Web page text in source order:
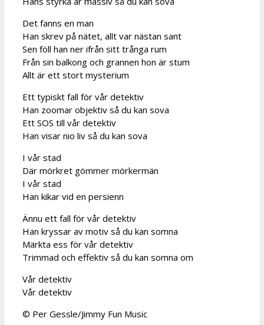
Det fanns en man
Han skrev på nätet, allt var nästan sant
Sen föll han ner ifrån sitt trånga rum
Från sin balkong och grannen hon är stum
Allt är ett stort mysterium
Ett typiskt fall för vår detektiv
Han zoomar objektiv så du kan sova
Ett SOS till vår detektiv
Han visar nio liv så du kan sova
I vår stad
Där mörkret gömmer mörkermän
I vår stad
Han kikar vid en persienn
Ännu ett fall för vår detektiv
Han kryssar av motiv så du kan somna
Märkta ess för vår detektiv
Trimmad och effektiv så du kan somna om
Vår detektiv
Vår detektiv
© Per Gessle/Jimmy Fun Music